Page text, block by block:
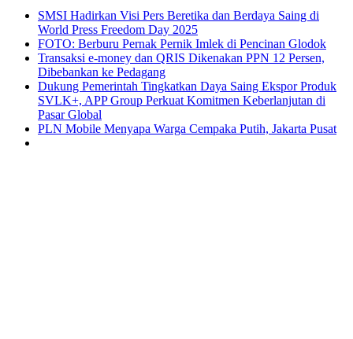
SMSI Hadirkan Visi Pers Beretika dan Berdaya Saing di
World Press Freedom Day 2025
FOTO: Berburu Pernak Pernik Imlek di Pencinan Glodok
Transaksi e-money dan QRIS Dikenakan PPN 12 Persen,
Dibebankan ke Pedagang
Dukung Pemerintah Tingkatkan Daya Saing Ekspor Produk
SVLK+, APP Group Perkuat Komitmen Keberlanjutan di
Pasar Global
PLN Mobile Menyapa Warga Cempaka Putih, Jakarta Pusat